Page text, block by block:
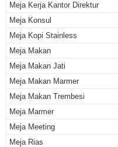
Meja Kerja Kantor Direktur
Meja Konsul
Meja Kopi Stainless
Meja Makan
Meja Makan Jati
Meja Makan Marmer
Meja Makan Trembesi
Meja Marmer
Meja Meeting
Meja Rias